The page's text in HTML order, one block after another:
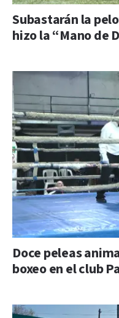
Subastarán la
hizo la “Mano de
Doce peleas
boxeo en el club